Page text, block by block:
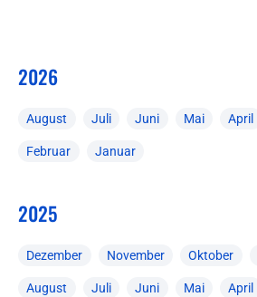
2026
August Juli Juni Mai April
Februar Januar
2025
Dezember November Oktober
August Juli Juni Mai April